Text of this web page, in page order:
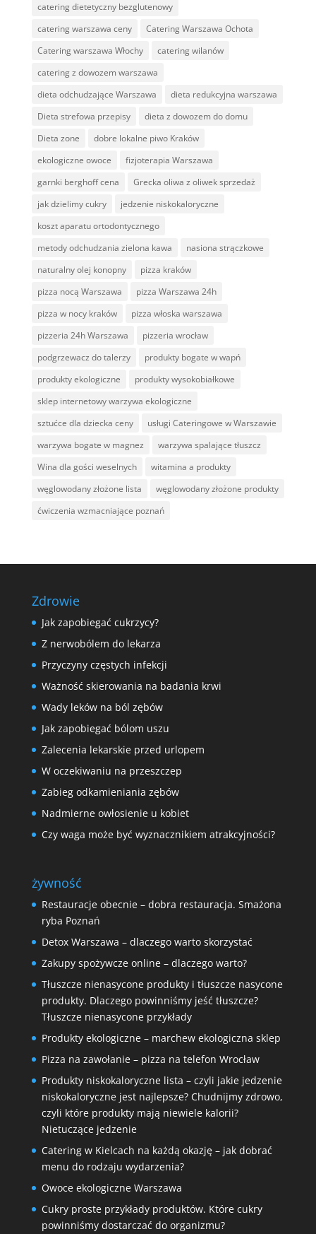
catering dietetyczny bezglutenowy
catering warszawa ceny
Catering Warszawa Ochota
Catering warszawa Włochy
catering wilanów
catering z dowozem warszawa
dieta odchudzające Warszawa
dieta redukcyjna warszawa
Dieta strefowa przepisy
dieta z dowozem do domu
Dieta zone
dobre lokalne piwo Kraków
ekologiczne owoce
fizjoterapia Warszawa
garnki berghoff cena
Grecka oliwa z oliwek sprzedaż
jak dzielimy cukry
jedzenie niskokaloryczne
koszt aparatu ortodontycznego
metody odchudzania zielona kawa
nasiona strączkowe
naturalny olej konopny
pizza kraków
pizza nocą Warszawa
pizza Warszawa 24h
pizza w nocy kraków
pizza włoska warszawa
pizzeria 24h Warszawa
pizzeria wrocław
podgrzewacz do talerzy
produkty bogate w wapń
produkty ekologiczne
produkty wysokobiałkowe
sklep internetowy warzywa ekologiczne
sztućce dla dziecka ceny
usługi Cateringowe w Warszawie
warzywa bogate w magnez
warzywa spalające tłuszcz
Wina dla gości weselnych
witamina a produkty
węglowodany złożone lista
węglowodany złożone produkty
ćwiczenia wzmacniające poznań
Zdrowie
Jak zapobiegać cukrzycy?
Z nerwobólem do lekarza
Przyczyny częstych infekcji
Ważność skierowania na badania krwi
Wady leków na ból zębów
Jak zapobiegać bólom uszu
Zalecenia lekarskie przed urlopem
W oczekiwaniu na przeszczep
Zabieg odkamieniania zębów
Nadmierne owłosienie u kobiet
Czy waga może być wyznacznikiem atrakcyjności?
żywność
Restauracje obecnie – dobra restauracja. Smażona
ryba Poznań
Detox Warszawa – dlaczego warto skorzystać
Zakupy spożywcze online – dlaczego warto?
Tłuszcze nienasycone produkty i tłuszcze nasycone
produkty. Dlaczego powinniśmy jeść tłuszcze?
Tłuszcze nienasycone przykłady
Produkty ekologiczne – marchew ekologiczna sklep
Pizza na zawołanie – pizza na telefon Wrocław
Produkty niskokaloryczne lista – czyli jakie jedzenie
niskokaloryczne jest najlepsze? Chudnijmy zdrowo,
czyli które produkty mają niewiele kalorii?
Nietuczące jedzenie
Catering w Kielcach na każdą okazję – jak dobrać
menu do rodzaju wydarzenia?
Owoce ekologiczne Warszawa
Cukry proste przykłady produktów. Które cukry
powinniśmy dostarczać do organizmu?